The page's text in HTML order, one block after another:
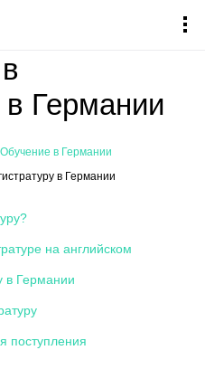
в Германии
Обучение в Германии
в Германии
на английском
в Германии
поступления